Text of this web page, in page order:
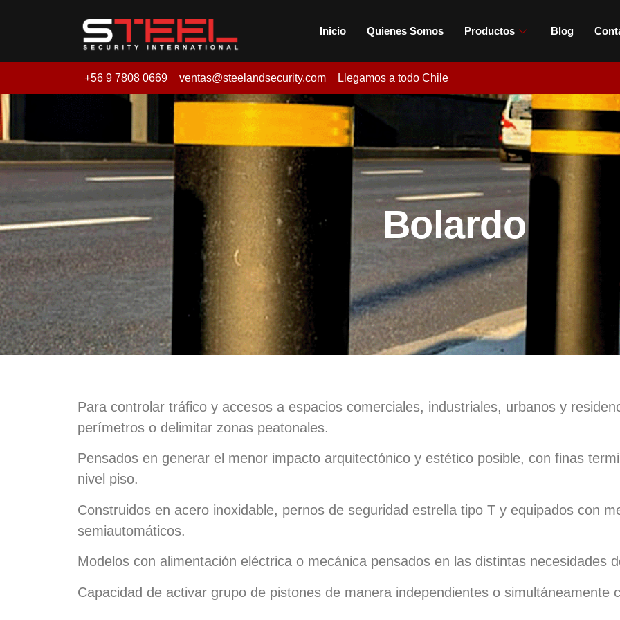
Inicio Quienes Somos Productos Blog
+56 9 7808 0669 ventas@steelandsecurity.com Llegamos a todo Chile
Bolardo
Para controlar tráfico y accesos a espacios comerciales, industriales, urbanos y
perímetros o delimitar zonas peatonales.
Pensados en generar el menor impacto arquitectónico y estético posible, con finas
nivel piso.
Construidos en acero inoxidable, pernos de seguridad estrella tipo T y equipados con
semiautomáticos.
Modelos con alimentación eléctrica o mecánica pensados en las distintas necesidades
Capacidad de activar grupo de pistones de manera independientes o simultáneamente